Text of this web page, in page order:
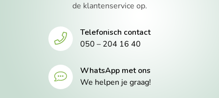
de klantenservice op.
Telefonisch contact
050 – 204 16 40
WhatsApp met ons
We helpen je graag!